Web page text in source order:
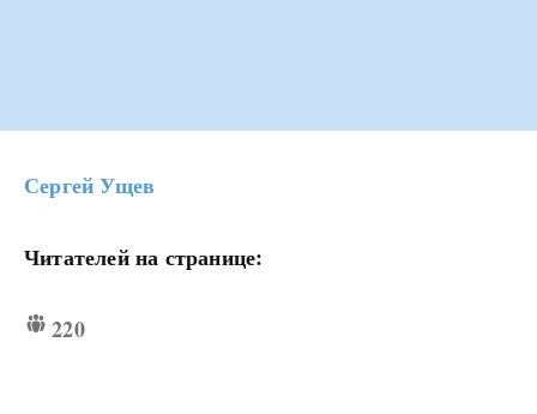
Сергей Ущев
Читателей на странице:
220